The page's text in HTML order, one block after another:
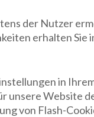
der Nutzer
erhalten Sie
in
unsere Website
von Flash-